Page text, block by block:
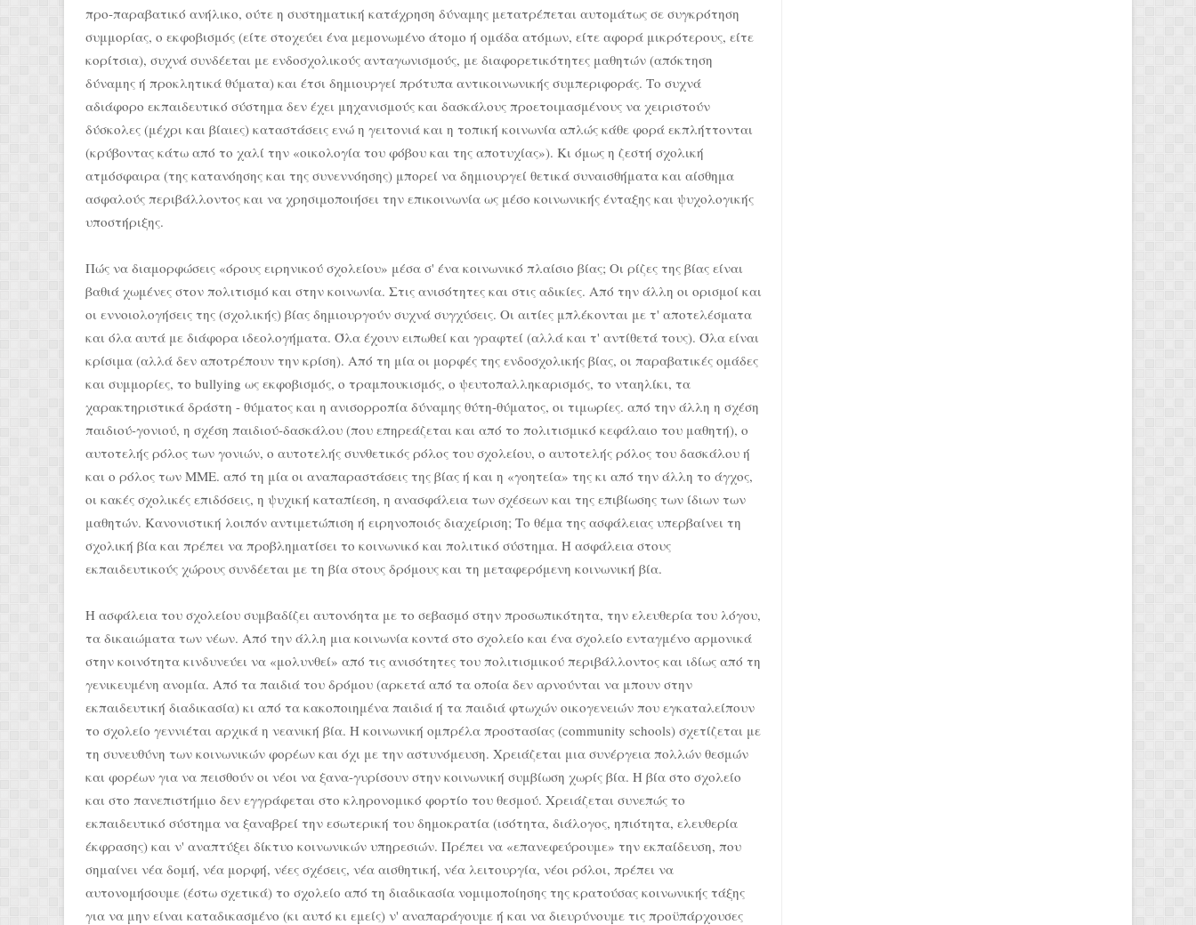
προ-παραβατικό ανήλικο, ούτε η συστηματική κατάχρηση δύναμης μετατρέπεται αυτομάτως σε συγκρότηση
συμμορίας, ο εκφοβισμός (είτε στοχεύει ένα μεμονωμένο άτομο ή ομάδα ατόμων, είτε αφορά μικρότερους, είτε
κορίτσια), συχνά συνδέεται με ενδοσχολικούς ανταγωνισμούς, με διαφορετικότητες μαθητών (απόκτηση
δύναμης ή προκλητικά θύματα) και έτσι δημιουργεί πρότυπα αντικοινωνικής συμπεριφοράς. Το συχνά
αδιάφορο εκπαιδευτικό σύστημα δεν έχει μηχανισμούς και δασκάλους προετοιμασμένους να χειριστούν
δύσκολες (μέχρι και βίαιες) καταστάσεις ενώ η γειτονιά και η τοπική κοινωνία απλώς κάθε φορά εκπλήττονται
(κρύβοντας κάτω από το χαλί την «οικολογία του φόβου και της αποτυχίας»). Κι όμως η ζεστή σχολική
ατμόσφαιρα (της κατανόησης και της συνεννόησης) μπορεί να δημιουργεί θετικά συναισθήματα και αίσθημα
ασφαλούς περιβάλλοντος και να χρησιμοποιήσει την επικοινωνία ως μέσο κοινωνικής ένταξης και ψυχολογικής
υποστήριξης.
Πώς να διαμορφώσεις «όρους ειρηνικού σχολείου» μέσα σ' ένα κοινωνικό πλαίσιο βίας; Οι ρίζες της βίας είναι
βαθιά χωμένες στον πολιτισμό και στην κοινωνία. Στις ανισότητες και στις αδικίες. Από την άλλη οι ορισμοί και
οι εννοιολογήσεις της (σχολικής) βίας δημιουργούν συχνά συγχύσεις. Οι αιτίες μπλέκονται με τ' αποτελέσματα
και όλα αυτά με διάφορα ιδεολογήματα. Όλα έχουν ειπωθεί και γραφτεί (αλλά και τ' αντίθετά τους). Όλα είναι
κρίσιμα (αλλά δεν αποτρέπουν την κρίση). Από τη μία οι μορφές της ενδοσχολικής βίας, οι παραβατικές ομάδες
και συμμορίες, το bullying ως εκφοβισμός, ο τραμπουκισμός, ο ψευτοπαλληκαρισμός, το νταηλίκι, τα
χαρακτηριστικά δράστη - θύματος και η ανισορροπία δύναμης θύτη-θύματος, οι τιμωρίες. από την άλλη η σχέση
παιδιού-γονιού, η σχέση παιδιού-δασκάλου (που επηρεάζεται και από το πολιτισμικό κεφάλαιο του μαθητή), ο
αυτοτελής ρόλος των γονιών, ο αυτοτελής συνθετικός ρόλος του σχολείου, ο αυτοτελής ρόλος του δασκάλου ή
και ο ρόλος των ΜΜΕ. από τη μία οι αναπαραστάσεις της βίας ή και η «γοητεία» της κι από την άλλη το άγχος,
οι κακές σχολικές επιδόσεις, η ψυχική καταπίεση, η ανασφάλεια των σχέσεων και της επιβίωσης των ίδιων των
μαθητών. Κανονιστική λοιπόν αντιμετώπιση ή ειρηνοποιός διαχείριση; Το θέμα της ασφάλειας υπερβαίνει τη
σχολική βία και πρέπει να προβληματίσει το κοινωνικό και πολιτικό σύστημα. Η ασφάλεια στους
εκπαιδευτικούς χώρους συνδέεται με τη βία στους δρόμους και τη μεταφερόμενη κοινωνική βία.
Η ασφάλεια του σχολείου συμβαδίζει αυτονόητα με το σεβασμό στην προσωπικότητα, την ελευθερία του λόγου,
τα δικαιώματα των νέων. Από την άλλη μια κοινωνία κοντά στο σχολείο και ένα σχολείο ενταγμένο αρμονικά
στην κοινότητα κινδυνεύει να «μολυνθεί» από τις ανισότητες του πολιτισμικού περιβάλλοντος και ιδίως από τη
γενικευμένη ανομία. Από τα παιδιά του δρόμου (αρκετά από τα οποία δεν αρνούνται να μπουν στην
εκπαιδευτική διαδικασία) κι από τα κακοποιημένα παιδιά ή τα παιδιά φτωχών οικογενειών που εγκαταλείπουν
το σχολείο γεννιέται αρχικά η νεανική βία. Η κοινωνική ομπρέλα προστασίας (community schools) σχετίζεται με
τη συνευθύνη των κοινωνικών φορέων και όχι με την αστυνόμευση. Χρειάζεται μια συνέργεια πολλών θεσμών
και φορέων για να πεισθούν οι νέοι να ξανα-γυρίσουν στην κοινωνική συμβίωση χωρίς βία. Η βία στο σχολείο
και στο πανεπιστήμιο δεν εγγράφεται στο κληρονομικό φορτίο του θεσμού. Χρειάζεται συνεπώς το
εκπαιδευτικό σύστημα να ξαναβρεί την εσωτερική του δημοκρατία (ισότητα, διάλογος, ηπιότητα, ελευθερία
έκφρασης) και ν' αναπτύξει δίκτυο κοινωνικών υπηρεσιών. Πρέπει να «επανεφεύρουμε» την εκπαίδευση, που
σημαίνει νέα δομή, νέα μορφή, νέες σχέσεις, νέα αισθητική, νέα λειτουργία, νέοι ρόλοι, πρέπει να
αυτονομήσουμε (έστω σχετικά) το σχολείο από τη διαδικασία νομιμοποίησης της κρατούσας κοινωνικής τάξης
για να μην είναι καταδικασμένο (κι αυτό κι εμείς) ν' αναπαράγουμε ή και να διευρύνουμε τις προϋπάρχουσες